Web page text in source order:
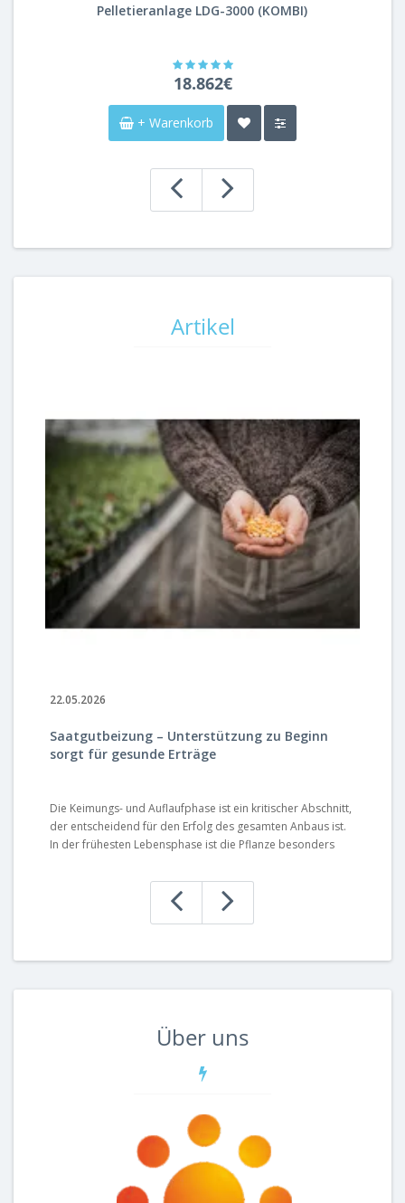
Pelletieranlage LDG-3000 (KOMBI)
18.862€
+ Warenkorb
Artikel
22.05.2026
Saatgutbeizung – Unterstützung zu Beginn
sorgt für gesunde Erträge
Die Keimungs- und Auflaufphase ist ein kritischer Abschnitt,
der entscheidend für den Erfolg des gesamten Anbaus ist.
In der frühesten Lebensphase ist die Pflanze besonders
Stressfaktoren wie ..
Über uns